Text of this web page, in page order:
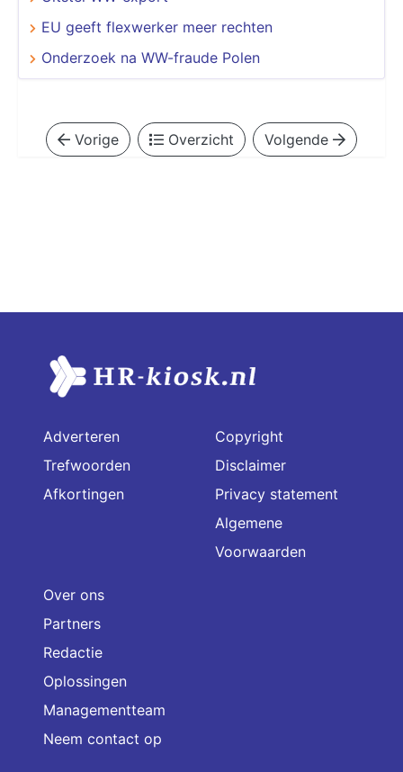
EU geeft flexwerker meer rechten
Onderzoek na WW-fraude Polen
Vorige Overzicht Volgende
Adverteren
Trefwoorden
Afkortingen
Copyright
Disclaimer
Privacy statement
Algemene
Voorwaarden
Over ons
Partners
Redactie
Oplossingen
Managementteam
Neem contact op